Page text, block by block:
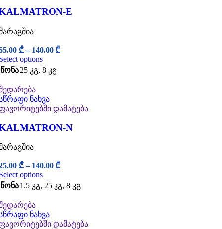
E
₾– 140.00 ₾
options
წონა25 კგ, 8 კგ
ნახვა
დამატება
N
₾– 140.00 ₾
options
წონა1.5 კგ, 25 კგ, 8 კგ
ნახვა
დამატება